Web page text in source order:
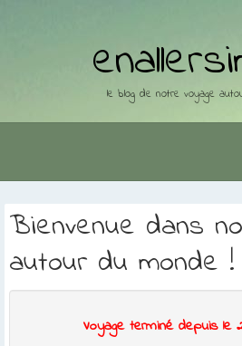
le blog de notre voyage
Bienvenue dans
autour du monde !
Voyage terminé depuis le